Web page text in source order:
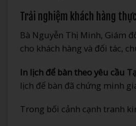
Trải nghiệm khách hàng
Bà Nguyễn Thị Minh, Giám
cho khách hàng và đối tác,
In lịch để bàn theo yêu cầu
lịch để bàn đã chứng minh
Trong bối cảnh cạnh tranh